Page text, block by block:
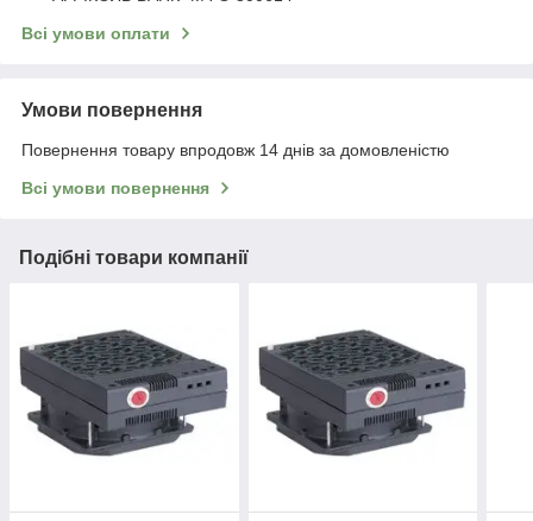
Всі умови оплати
Умови повернення
Повернення товару впродовж 14 днів за домовленістю
Всі умови повернення
Подібні товари компанії